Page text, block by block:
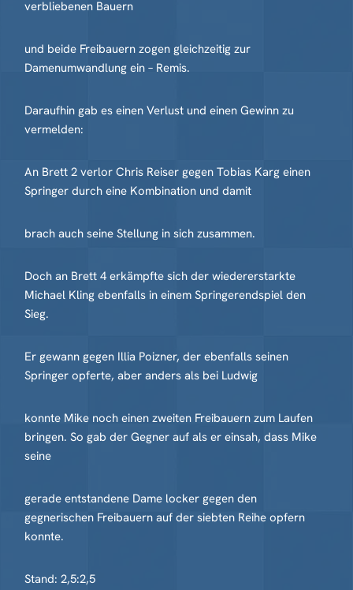
verbliebenen Bauern
und beide Freibauern zogen gleichzeitig zur
Damenumwandlung ein – Remis.
Daraufhin gab es einen Verlust und einen Gewinn zu
vermelden:
An Brett 2 verlor Chris Reiser gegen Tobias Karg einen
Springer durch eine Kombination und damit
brach auch seine Stellung in sich zusammen.
Doch an Brett 4 erkämpfte sich der wiedererstarkte
Michael Kling ebenfalls in einem Springerendspiel den
Sieg.
Er gewann gegen Illia Poizner, der ebenfalls seinen
Springer opferte, aber anders als bei Ludwig
konnte Mike noch einen zweiten Freibauern zum Laufen
bringen. So gab der Gegner auf als er einsah, dass Mike
seine
gerade entstandene Dame locker gegen den
gegnerischen Freibauern auf der siebten Reihe opfern
konnte.
Stand: 2,5:2,5